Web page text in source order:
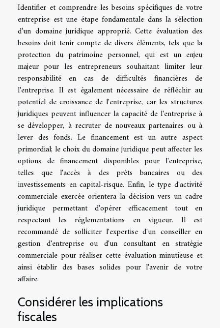
Identifier et comprendre les besoins spécifiques de votre
entreprise est une étape fondamentale dans la sélection
d’un domaine juridique approprié. Cette évaluation des
besoins doit tenir compte de divers éléments, tels que la
protection du patrimoine personnel, qui est un enjeu
majeur pour les entrepreneurs souhaitant limiter leur
responsabilité en cas de difficultés financières de
l'entreprise. Il est également nécessaire de réfléchir au
potentiel de croissance de l'entreprise, car les structures
juridiques peuvent influencer la capacité de l'entreprise à
se développer, à recruter de nouveaux partenaires ou à
lever des fonds. Le financement est un autre aspect
primordial; le choix du domaine juridique peut affecter les
options de financement disponibles pour l'entreprise,
telles que l'accès à des prêts bancaires ou des
investissements en capital-risque. Enfin, le type d'activité
commerciale exercée orientera la décision vers un cadre
juridique permettant d'opérer efficacement tout en
respectant les réglementations en vigueur. Il est
recommandé de solliciter l'expertise d'un conseiller en
gestion d'entreprise ou d'un consultant en stratégie
commerciale pour réaliser cette évaluation minutieuse et
ainsi établir des bases solides pour l'avenir de votre
affaire.
Considérer les implications
fiscales